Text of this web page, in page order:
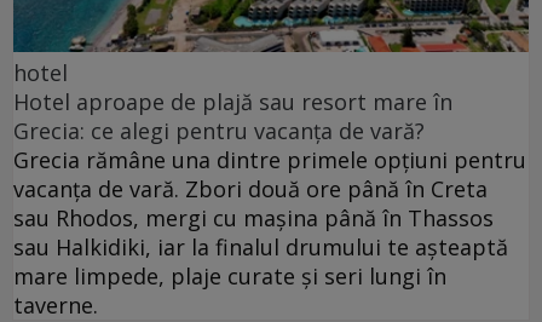
hotel
Hotel aproape de plajă sau resort mare în
Grecia: ce alegi pentru vacanța de vară?
Grecia rămâne una dintre primele opțiuni pentru
vacanța de vară. Zbori două ore până în Creta
sau Rhodos, mergi cu mașina până în Thassos
sau Halkidiki, iar la finalul drumului te așteaptă
mare limpede, plaje curate și seri lungi în
taverne.